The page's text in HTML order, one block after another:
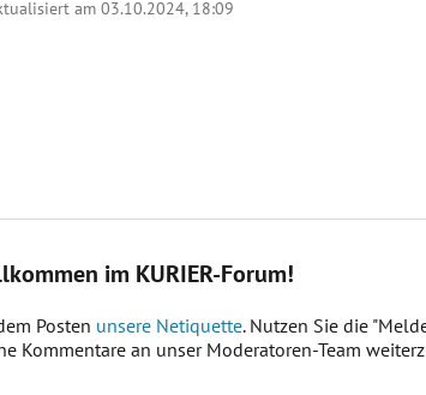
am 03.10.2024, 18:09